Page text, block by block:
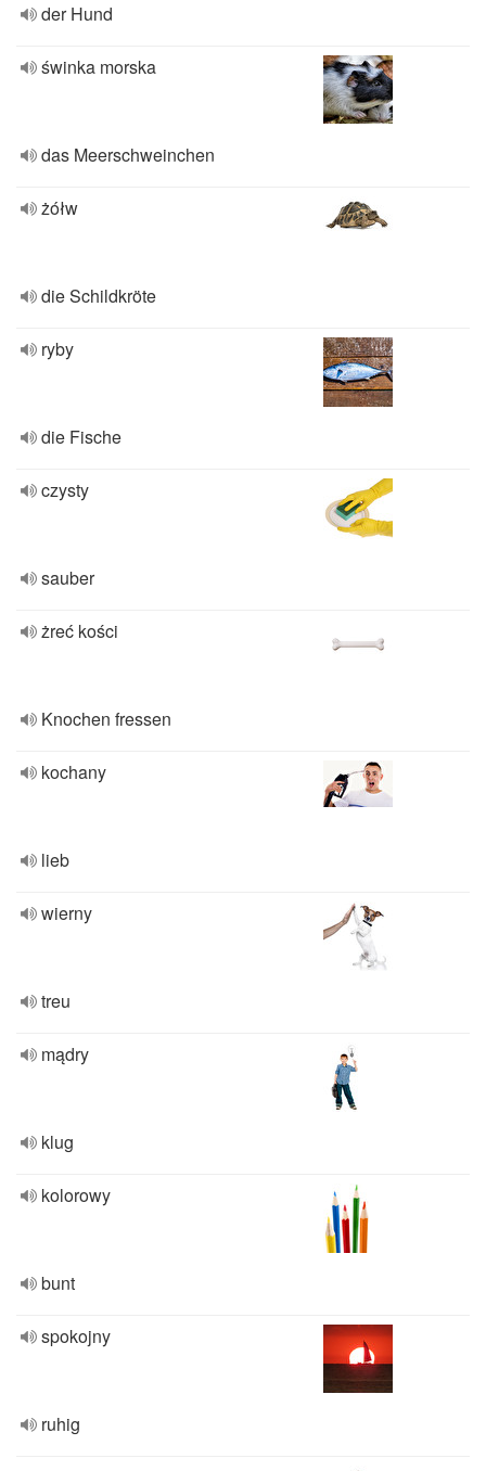
der Hund
świnka morska
das Meerschweinchen
żółw
die Schildkröte
ryby
die Fische
czysty
sauber
żreć kości
Knochen fressen
kochany
lieb
wierny
treu
mądry
klug
kolorowy
bunt
spokojny
ruhig